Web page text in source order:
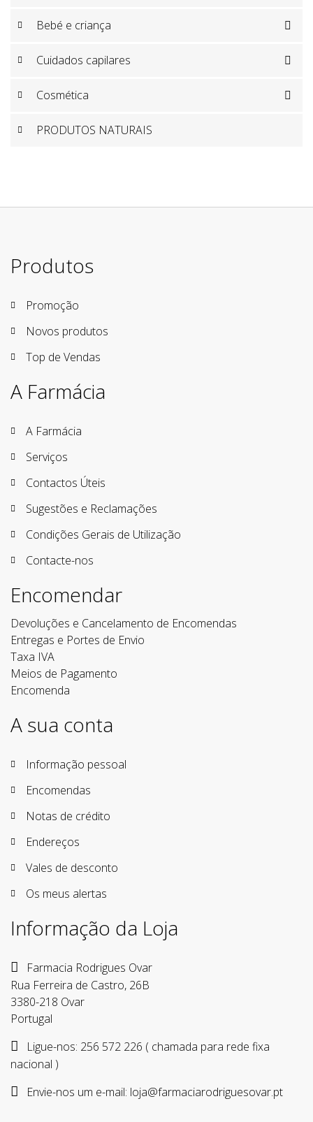
Bebé e criança 
Cuidados capilares 
Cosmética 
PRODUTOS NATURAIS
Produtos
Promoção
Novos produtos
Top de Vendas
A Farmácia
A Farmácia
Serviços
Contactos Úteis
Sugestões e Reclamações
Condições Gerais de Utilização
Contacte-nos
Encomendar
Devoluções e Cancelamento de Encomendas
Entregas e Portes de Envio
Taxa IVA
Meios de Pagamento
Encomenda
A sua conta
Informação pessoal
Encomendas
Notas de crédito
Endereços
Vales de desconto
Os meus alertas
Informação da Loja
Farmacia Rodrigues Ovar
Rua Ferreira de Castro, 26B
3380-218 Ovar
Portugal
Ligue-nos: 256 572 226 ( chamada para rede fixa
nacional )
Envie-nos um e-mail: loja@farmaciarodriguesovar.pt